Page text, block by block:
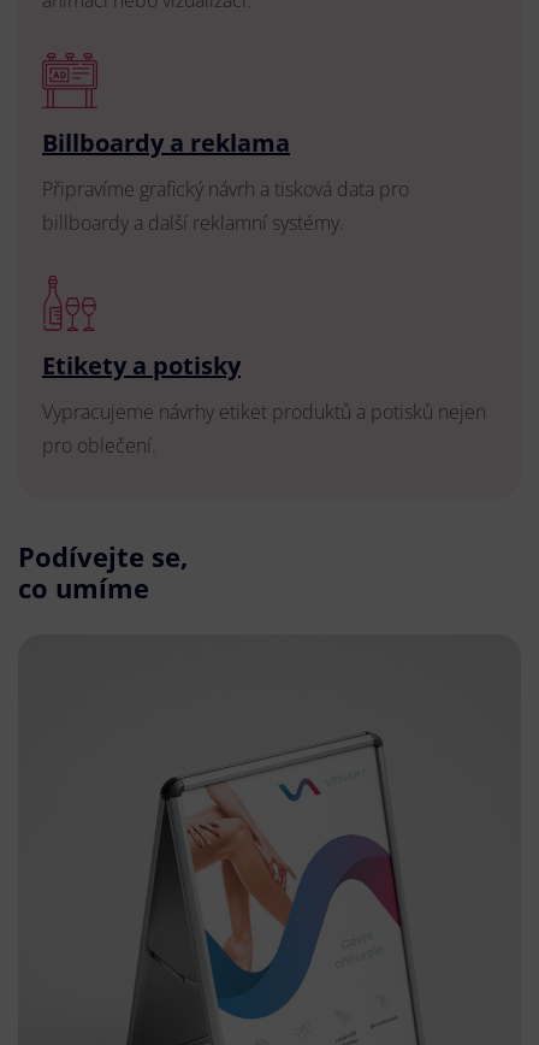
Billboardy a reklama
Připravíme grafický návrh a tisková data pro
billboardy a další reklamní systémy.
Etikety a potisky
Vypracujeme návrhy etiket produktů a potisků nejen
pro oblečení.
Podívejte se,
co umíme